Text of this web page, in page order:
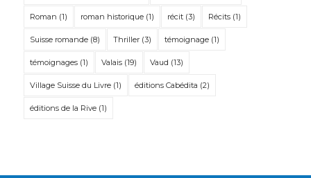
Roman (1) roman historique(1) récit(3) Récits(1)
Suisse romande(8) Thriller(3) témoignage(1)
témoignages(1) Valais(19) Vaud (13)
Village Suisse du Livre(1) éditions Cabédita (2)
éditions de la Rive(1)